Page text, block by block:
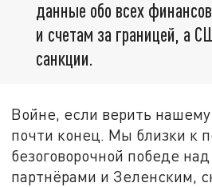
данные обо всех
и счетам за границей, а
санкции.
Войне, если верить
почти конец. Мы близки к
безоговорочной победе
партнёрами и Зеленским,